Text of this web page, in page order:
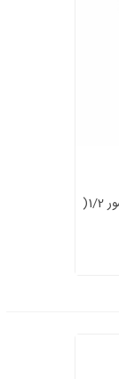
واحد مراقبت و تنظیم فشار دو قلو کمپرسور 1/2(